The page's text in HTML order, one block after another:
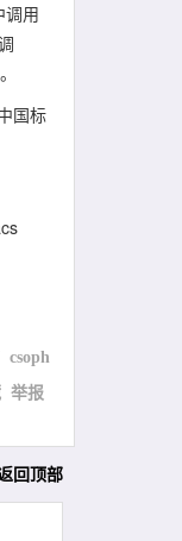
调用
国标
csoph
举报
回顶部